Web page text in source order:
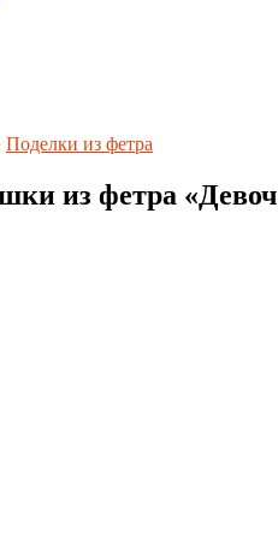
Поделки из фетра
из фетра